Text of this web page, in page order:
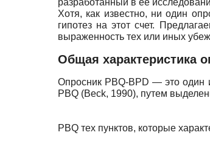
Хотя, как известно, ни один
гипотез на этот счет.
выраженность тех или иных
Общая характеристика
Опросник PBQ-BPD — это один
PBQ (Beck, 1990), путем
PBQ тех пунктов, которые